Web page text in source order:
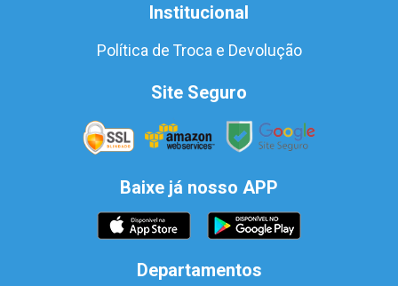
Institucional
Política de Troca e Devolução
Site Seguro
Baixe já nosso APP
Departamentos